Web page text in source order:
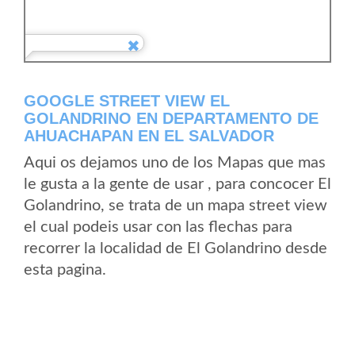
GOOGLE STREET VIEW EL
GOLANDRINO EN DEPARTAMENTO DE
AHUACHAPAN EN EL SALVADOR
Aqui os dejamos uno de los Mapas que mas
le gusta a la gente de usar , para concocer El
Golandrino, se trata de un mapa street view
el cual podeis usar con las flechas para
recorrer la localidad de El Golandrino desde
esta pagina.